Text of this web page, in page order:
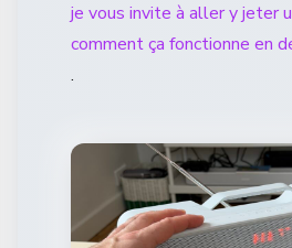
je vous invite à aller y jeter
comment ça fonctionne en
.